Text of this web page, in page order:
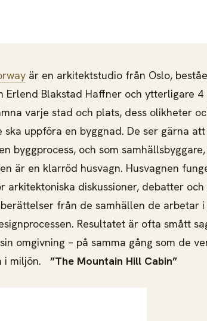
är en arkitektstudio från Oslo,
Erlend Blakstad Haffner och ytterligare 4
varje stad och plats, dess olikheter
ska uppföra en byggnad. De ser gärna
byggprocess, och som
är en klarröd husvagn. Husvagnen
arkitektoniska diskussioner, debatter
från de samhällen de arbetar
Resultatet är ofta smått
omgivning – på samma gång som de
i miljön. ”The Mountain Hill Cabin”